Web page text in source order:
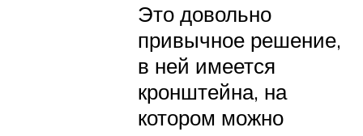
Это довольно
привычное решение,
в ней имеется
кронштейна, на
котором можно